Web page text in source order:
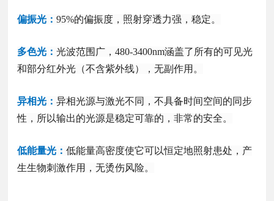
偏振光：95%的偏振度，照射穿透力强，稳定。
多色光：光波范围广，480-3400nm涵盖了所有的可见光
和部分红外光（不含紫外线），无副作用。
异相光：异相光源与激光不同，不具备时间空间的同步
性，所以输出的光源是稳定可靠的，非常的安全。
低能量光：低能量高密度使它可以恒定地照射患处，产
生生物刺激作用，无烫伤风险。